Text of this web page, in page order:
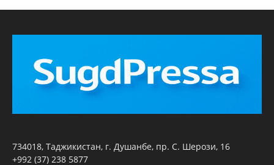
734018, Таджикистан, г. Душанбе, пр. С. Шерози, 16
+992 (37) 238 5877